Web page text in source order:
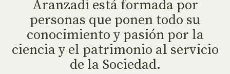
Aranzadi está formada por
personas que ponen todo su
conocimiento y pasión por la
ciencia y el patrimonio al servicio
de la Sociedad.